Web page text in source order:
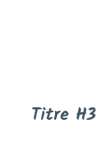
Titre H3